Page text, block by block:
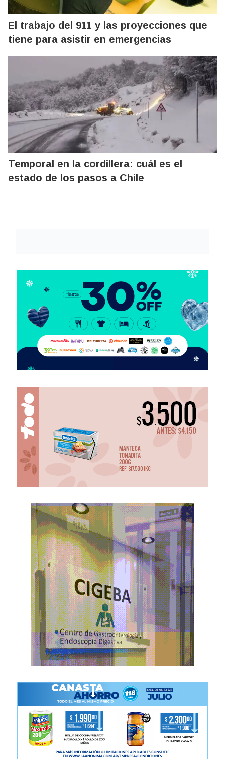
El trabajo del 911 y las proyecciones que
tiene para asistir en emergencias
Temporal en la cordillera: cuál es el
estado de los pasos a Chile